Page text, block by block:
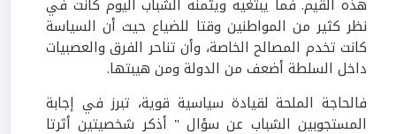
هذه القيم. فما يبتغيه ويثمنه الشباب اليوم كانت في
نظر كثير من المواطنين وقتا للضياع حيث أن السياسة
كانت تخدم المصالح الخاصة، وأن تناحر الفرق والعصبيات
داخل السلطة أضعف من الدولة ومن هيبتها.
فالحاجة الملحة لقيادة سياسية قوية، تبرز في إجابة
المستجوبين الشباب عن سؤال " أذكر شخصيتين أثرتا